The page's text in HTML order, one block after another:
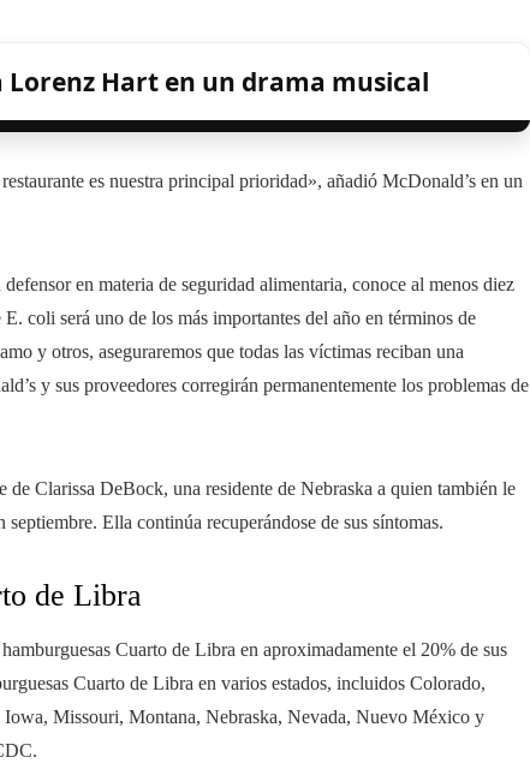
Hart en un drama musical
es nuestra principal prioridad», añadió McDonald’s en un
en materia de seguridad alimentaria, conoce al menos diez
coli será uno de los más importantes del año en términos de
y otros, aseguraremos que todas las víctimas reciban una
y sus proveedores corregirán permanentemente los problemas de
Clarissa DeBock, una residente de Nebraska a quien también le
Ella continúa recuperándose de sus síntomas.
de Libra
Cuarto de Libra en aproximadamente el 20% de sus
Cuarto de Libra en varios estados, incluidos Colorado,
Missouri, Montana, Nebraska, Nevada, Nuevo México y